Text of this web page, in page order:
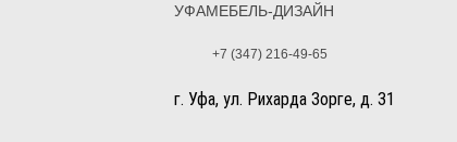
УФАМЕБЕЛЬ-ДИЗАЙН
+7 (347) 216-49-65
г. Уфа, ул. Рихарда Зорге, д. 31